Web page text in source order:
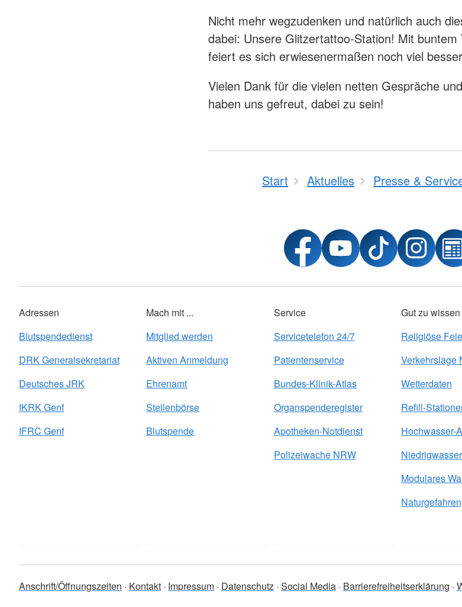
Nicht mehr wegzudenken und natürlich auch
dabei: Unsere Glitzertattoo-Station! Mit buntem
feiert es sich erwiesenermaßen noch viel
Vielen Dank für die vielen netten Gespräche
haben uns gefreut, dabei zu sein!
Start Aktuelles Presse &
Adressen
Blutspendedienst
DRK Generalsekretariat
Deutsches JRK
IKRK Genf
IFRC Genf
Mach mit ...
Mitglied werden
Aktiven Anmeldung
Ehrenamt
Stellenbörse
Blutspende
Service
Servicetelefon 24/7
Patientenservice
Bundes-Klinik-Atlas
Organspenderegister
Apotheken-Notdienst
Polizeiwache NRW
Gut zu wissen
Religiöse
Verkehrslage
Wetterdaten
Refill-
Hochwasser-
Modulares
Anschrift/Öffnungszeiten Kontakt Impressum Datenschutz Social Media Barrierefreiheitserklärung